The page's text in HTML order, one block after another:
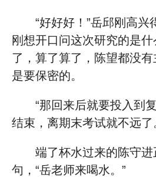
“好好好！”岳邱刚高兴
刚想开口问这次研究的是
了，算了算了，陈望都没有
是要保密的。
“那回来后就要投入到
结束，离期末考试就不远了
端了杯水过来的陈守
句，“岳老师来喝水。”